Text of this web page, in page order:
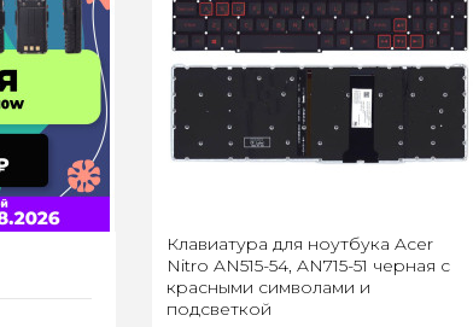
Клавиатура для ноутбука Acer
Nitro AN515-54, AN715-51 черная с
красными символами и
подсветкой